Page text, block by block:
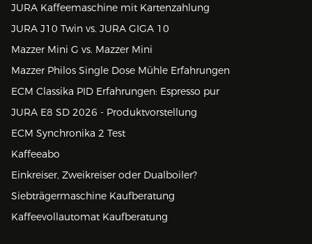
JURA Kaffeemaschine mit Kartenzahlung
JURA J10 Twin vs. JURA GIGA 10
Mazzer Mini G vs. Mazzer Mini
Mazzer Philos Single Dose Mühle Erfahrungen
ECM Classika PID Erfahrungen: Espresso pur
JURA E8 SD 2026 - Produktvorstellung
ECM Synchronika 2 Test
Kaffeeabo
Einkreiser, Zweikreiser oder Dualboiler?
Siebträgermaschine Kaufberatung
Kaffeevollautomat Kaufberatung